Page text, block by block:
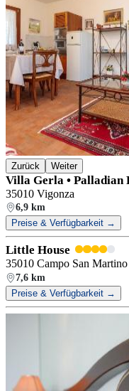
Zurück Weiter
Villa Gerla • Palladian
35010 Vigonza
6,9 km
Preise & Verfügbarkeit →
Little House
35010 Campo San Martino
7,6 km
Preise & Verfügbarkeit →